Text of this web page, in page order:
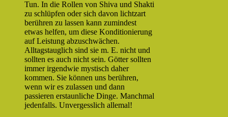
Tun. In die Rollen von Shiva und Shakti
zu schlüpfen oder sich davon lichtzart
berühren zu lassen kann zumindest
etwas helfen, um diese Konditionierung
auf Leistung abzuschwächen.
Alltagstauglich sind sie m. E. nicht und
sollten es auch nicht sein. Götter sollten
immer irgendwie mystisch daher
kommen. Sie können uns berühren,
wenn wir es zulassen und dann
passieren erstaunliche Dinge. Manchmal
jedenfalls. Unvergesslich allemal!